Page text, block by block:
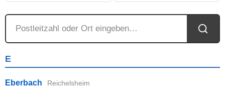
E
Eberbach Reichelsheim